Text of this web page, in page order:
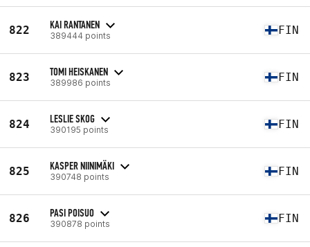
822 KAI RANTANEN
389444 points FIN
823 TOMI HEISKANEN
389986 points FIN
824 LESLIE SKOG
390195 points FIN
825 KASPER NIINIMÄKI
390748 points FIN
826 PASI POISUO
390878 points FIN